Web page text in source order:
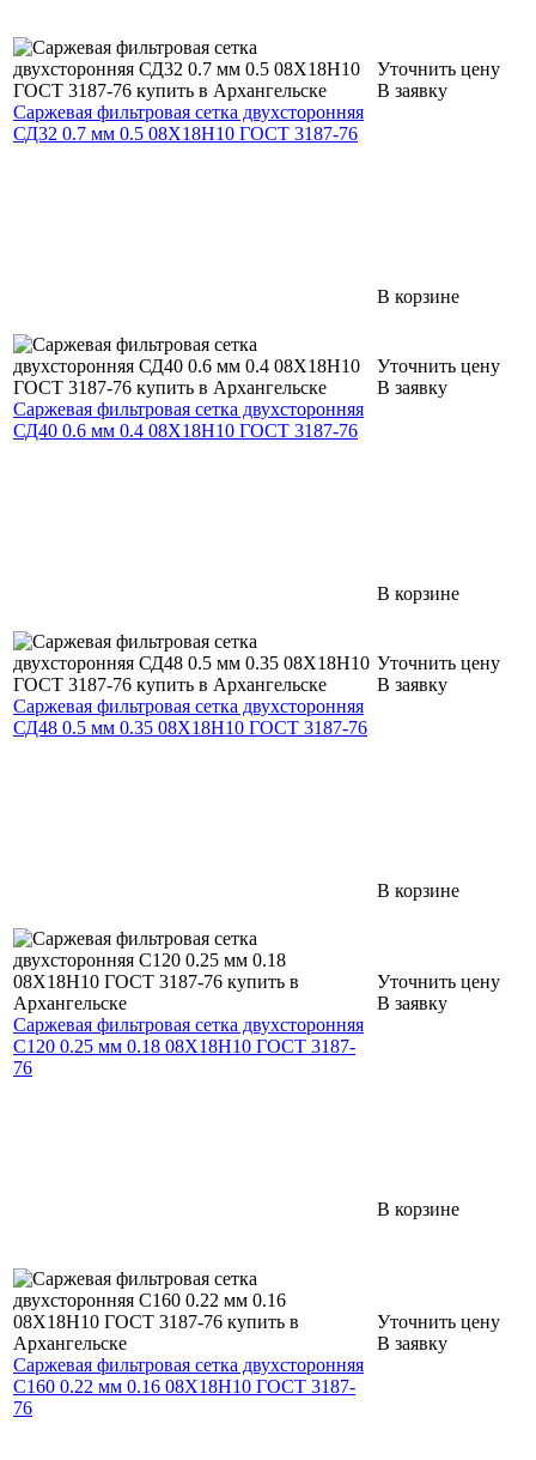
Саржевая фильтровая сетка двухсторонняя
СД32 0.7 мм 0.5 08Х18Н10 ГОСТ 3187-76
Уточнить цену
В заявку
В корзине
Саржевая фильтровая сетка двухсторонняя
СД40 0.6 мм 0.4 08Х18Н10 ГОСТ 3187-76
Уточнить цену
В заявку
В корзине
Саржевая фильтровая сетка двухсторонняя
СД48 0.5 мм 0.35 08Х18Н10 ГОСТ 3187-76
Уточнить цену
В заявку
В корзине
Саржевая фильтровая сетка двухсторонняя
С120 0.25 мм 0.18 08Х18Н10 ГОСТ 3187-
76
Уточнить цену
В заявку
В корзине
Саржевая фильтровая сетка двухсторонняя
С160 0.22 мм 0.16 08Х18Н10 ГОСТ 3187-
76
Уточнить цену
В заявку